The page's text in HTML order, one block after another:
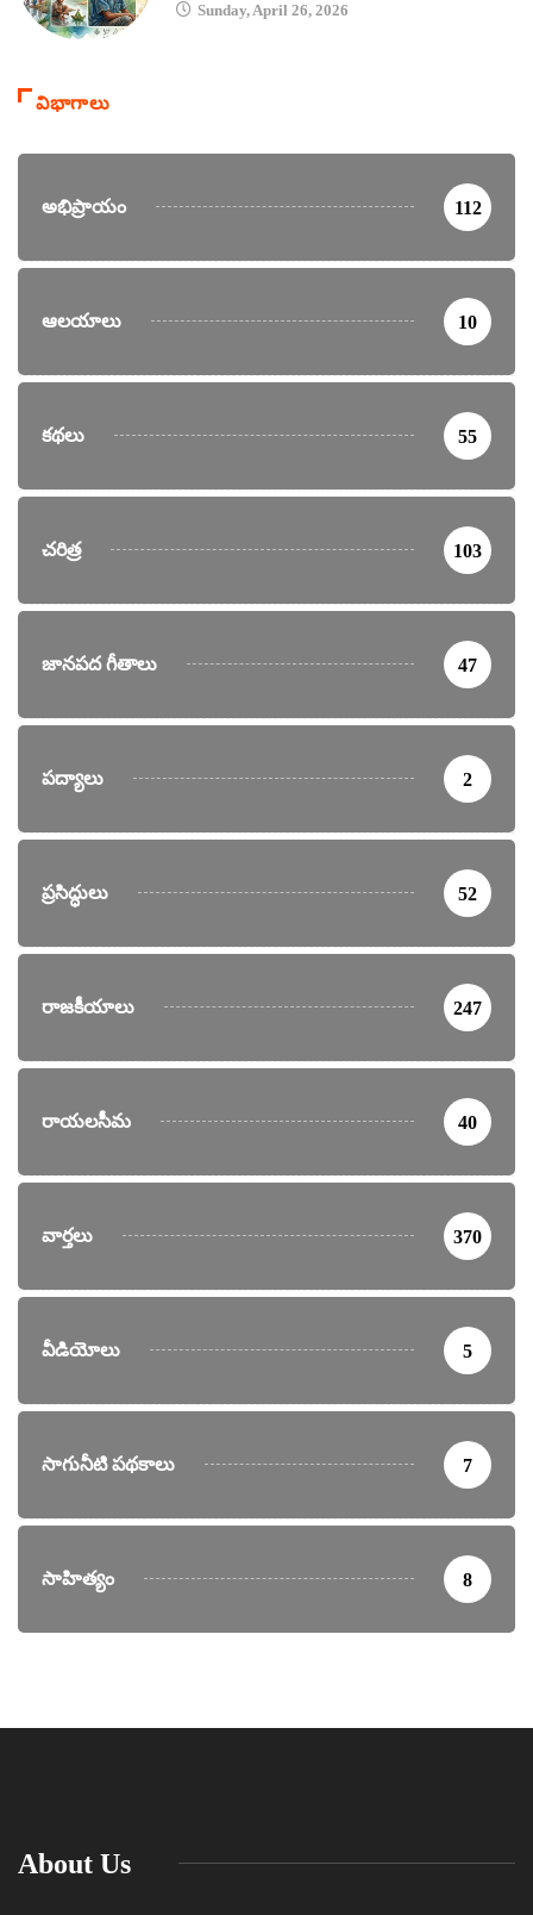
Sunday, April 26, 2026
విభాగాలు
అభిప్రాయం 112
ఆలయాలు 10
కథలు 55
చరిత్ర 103
జానపద గీతాలు 47
పద్యాలు 2
ప్రసిద్ధులు 52
రాజకీయాలు 247
రాయలసీమ 40
వార్తలు 370
వీడియోలు 5
సాగునీటి పథకాలు 7
సాహిత్యం 8
About Us